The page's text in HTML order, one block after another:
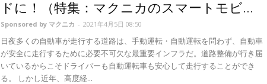
ドに！（特集：マクニカのスマートモビ...
Sponsored by マクニカ - 2021年4月5日 08:50
日夜多くの自動車が走行する道路は、手動運転・自動運転を問わず、自動車
が安全に走行するために必要不可欠な最重要インフラだ。道路整備が行き届
いているからこそドライバーも自動運転車も安心して走行することができ
る。 しかし近年、高度経...